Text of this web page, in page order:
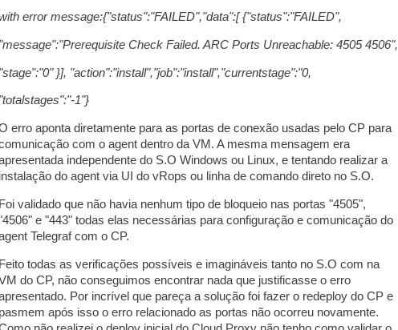
error message:{"status":"FAILED","data":[ {"status":"FAILED",
"message":"Prerequisite Check Failed. ARC Ports Unreachable: 4505 4506",
"stage":"0" }], "action":"install","job":"install","currentstage":"0,
"totalstages":"-1"}
erro aponta diretamente para as portas de conexão usadas pelo CP para
com o agent dentro da VM. A mesma mensagem era
independente do S.O Windows ou Linux, e tentando realizar a
instalação do agent via UI do vRops ou linha de comando direto no S.O.
Foi validado que não havia nenhum tipo de bloqueio nas portas "4505",
e "443" todas elas necessárias para configuração e comunicação do
Telegraf com o CP.
Feito todas as verificações possíveis e imagináveis tanto no S.O com na
do CP, não conseguimos encontrar nada que justificasse o erro
Por incrível que pareça a solução foi fazer o redeploy do CP e
pasmem após isso o erro relacionado as portas não ocorreu novamente.